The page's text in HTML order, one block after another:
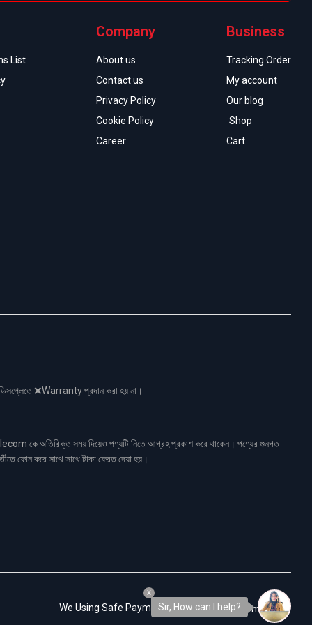
List
Company
About us
Contact us
Privacy Policy
Cookie Policy
Career
Business
Tracking Order
My account
Our blog
Shop
Cart
❌Warranty প্রদান করা হয় না।
কে অতিরিক্ত সময় দিয়েও পণ্যটি নিতে আগ্রহ প্রকাশ করে থাকেন। পণ্যের গুনগত
ফোন করে সাথে সাথে টাকা ফেরত দেয়া হয়।
We Using Safe Payment For:Sir, How can I help?
x